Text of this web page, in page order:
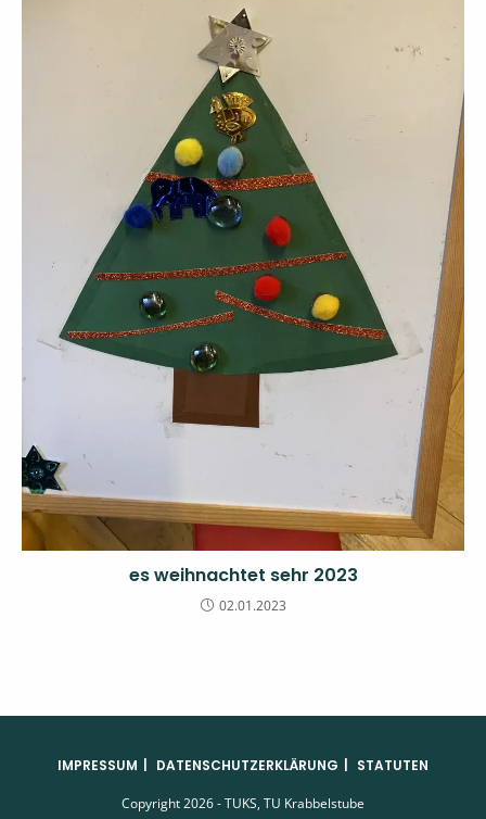
es weihnachtet sehr 2023
02.01.2023
IMPRESSUM DATENSCHUTZERKLÄRUNG STATUTEN
Copyright 2026 - TUKS, TU Krabbelstube